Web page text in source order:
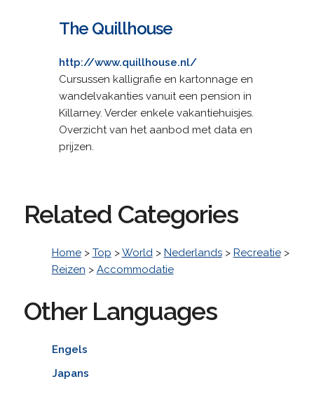
The Quillhouse
http://www.quillhouse.nl/
Cursussen kalligrafie en kartonnage en
wandelvakanties vanuit een pension in
Killarney. Verder enkele vakantiehuisjes.
Overzicht van het aanbod met data en
prijzen.
Related Categories
Home> Top >World> Nederlands> Recreatie>
Reizen > Accommodatie
Other Languages
Engels
Japans